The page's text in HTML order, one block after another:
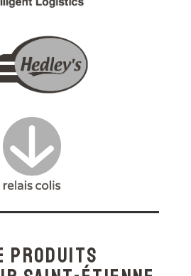
produits